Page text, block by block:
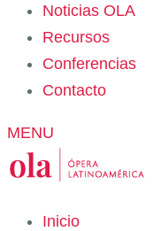
Noticias OLA
Recursos
Conferencias
Contacto
MENU
Inicio